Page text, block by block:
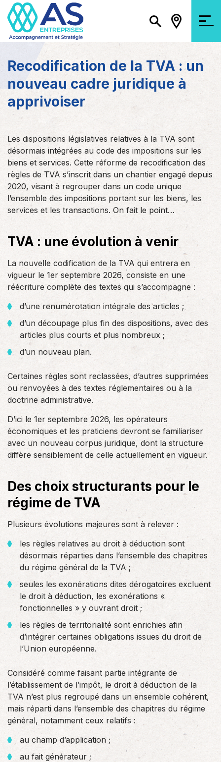
Recodification de la TVA : un
nouveau cadre juridique à
apprivoiser
Les dispositions législatives relatives à la TVA sont
désormais intégrées au code des impositions sur les
biens et services. Cette réforme de recodification des
règles de TVA s’inscrit dans un chantier engagé depuis
2020, visant à regrouper dans un code unique
l’ensemble des impositions portant sur les biens, les
services et les transactions. On fait le point…
TVA : une évolution à venir
La nouvelle codification de la TVA qui entrera en
vigueur le 1er septembre 2026, consiste en une
réécriture complète des textes qui s’accompagne :
d’une renumérotation intégrale des articles ;
d’un découpage plus fin des dispositions, avec des
articles plus courts et plus nombreux ;
d’un nouveau plan.
Certaines règles sont reclassées, d’autres supprimées
ou renvoyées à des textes réglementaires ou à la
doctrine administrative.
D’ici le 1er septembre 2026, les opérateurs
économiques et les praticiens devront se familiariser
avec un nouveau corpus juridique, dont la structure
diffère sensiblement de celle actuellement en vigueur.
Des choix structurants pour le
régime de TVA
Plusieurs évolutions majeures sont à relever :
les règles relatives au droit à déduction sont
désormais réparties dans l’ensemble des chapitres
du régime général de la TVA ;
seules les exonérations dites dérogatoires excluent
le droit à déduction, les exonérations «
fonctionnelles » y ouvrant droit ;
les règles de territorialité sont enrichies afin
d’intégrer certaines obligations issues du droit de
l’Union européenne.
Considéré comme faisant partie intégrante de
l’établissement de l’impôt, le droit à déduction de la
TVA n’est plus regroupé dans un ensemble cohérent,
mais réparti dans l’ensemble des chapitres du régime
général, notamment ceux relatifs :
au champ d’application ;
au fait générateur ;